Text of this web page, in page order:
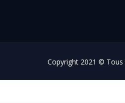
Copyright 2021 © Tous